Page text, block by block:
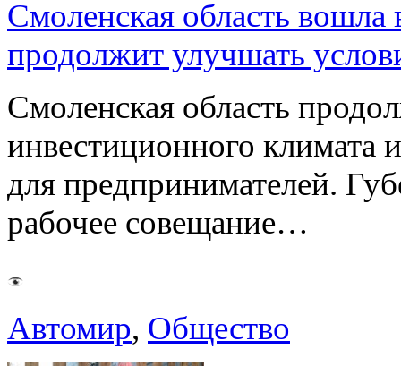
Смоленская область
продолжит улучшать
Смоленская область
инвестиционного климата
для предпринимателей.
рабочее совещание…
Автомир, Общество